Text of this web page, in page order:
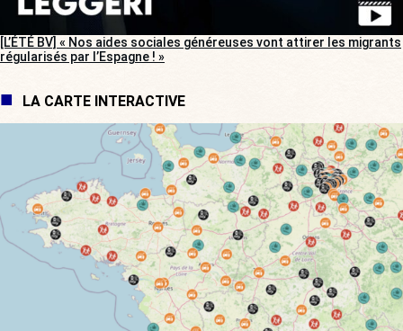
[L’ÉTÉ BV] « Nos aides sociales généreuses vont attirer les migrants
régularisés par l’Espagne ! »
LA CARTE INTERACTIVE